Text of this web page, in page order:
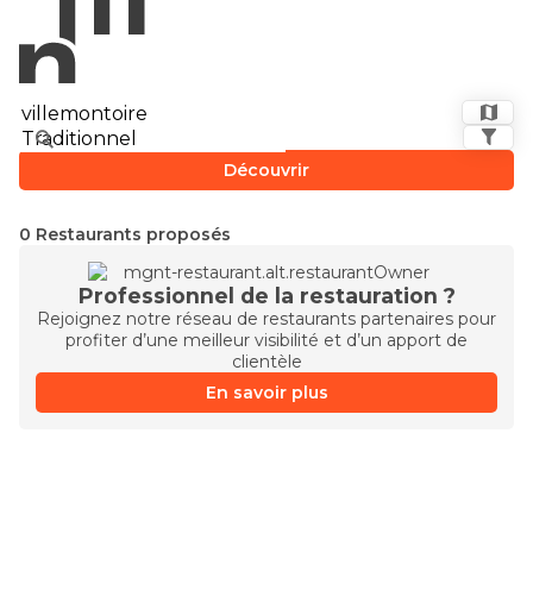
Découvrir
0 Restaurants proposés
Professionnel de la restauration ?
Rejoignez notre réseau de restaurants partenaires pour
profiter d’une meilleur visibilité et d’un apport de
clientèle
En savoir plus